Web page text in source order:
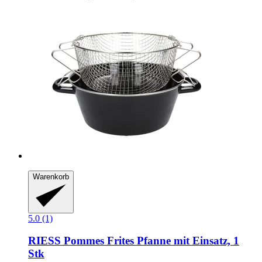
Warenkorb
5.0 (1)
RIESS Pommes Frites Pfanne mit Einsatz, 1
Stk